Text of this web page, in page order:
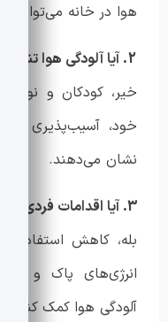
هوا در خانه می‌توان
2. آیا آلودگی هوا تنها بر بزرگسالان تأثیر می‌گذارد؟
خیر، کودکان و
خود، آسیب‌پذیری
نشان می‌دهند.
3. آیا اقدامات فردی برای کاهش آلودگی هوا مؤثر است؟
بله، کاهش استفاده
انرژی‌های پاک و
آلودگی هوا کمک کند.